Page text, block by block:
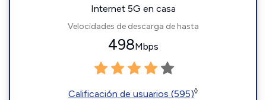
Internet 5G en casa
Velocidades de descarga de hasta
498Mbps
Calificación de usuarios (595)◊